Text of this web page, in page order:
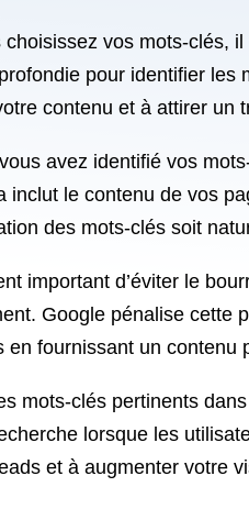
choisissez vos mots-clés,
pour identifier les
contenu et à attirer un
avez identifié vos
inclut le contenu de vos
des mots-clés soit
important d’éviter le
Google pénalise cette
en fournissant un contenu
mots-clés pertinents
lorsque les
et à augmenter votre